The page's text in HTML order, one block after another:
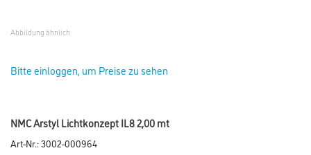
Abbildung ähnlich
Bitte einloggen, um Preise zu sehen
NMC Arstyl Lichtkonzept IL8 2,00 mt
Art-Nr.:3002-000964